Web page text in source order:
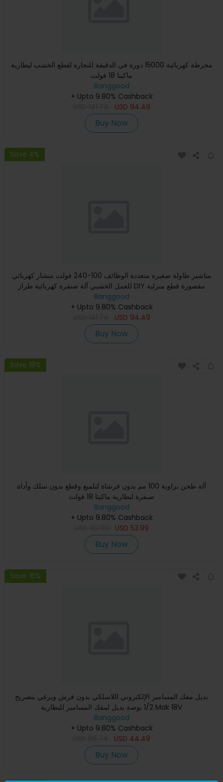
مخرطة كهربائية 15000 دورة في الدقيقة للنجارة لقطع الخشب لبطارية
ماكيتا 18 فولت
Banggood
+ Upto 9.80% Cashback
USD 94.49
Buy Now
Save 4%
مناشير طاولة صغيرة متعددة الوظائف 100-240 فولت منشار كهربائي
للعمل الخشبي آلة صنفرة كهربائية طراز DIY مقصورة قطع منزلية
Banggood
+ Upto 9.80% Cashback
USD 94.49
Buy Now
Save 18%
آلة طحن بزاوية 100 مم بدون فرشاة لتلميع وقطع بدون سلك وأداة
صنفرة لبطارية ماكيتا 18 فولت
Banggood
+ Upto 9.80% Cashback
USD 53.99
Buy Now
Save 16%
بديل مفك المسامير الإلكتروني اللاسلكي بدون فرش وبرغي بتصريح
1/2 بوصة بديل لمفك المسامير للبطارية Mak 18V
Banggood
+ Upto 9.80% Cashback
USD 44.49
Buy Now